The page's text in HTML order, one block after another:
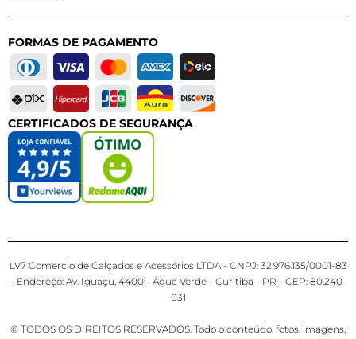
FORMAS DE PAGAMENTO
CERTIFICADOS DE SEGURANÇA
LV7 Comercio de Calçados e Acessórios LTDA - CNPJ: 32.976.135/0001-83
- Endereço: Av. Iguaçu, 4400 - Água Verde - Curitiba - PR - CEP: 80.240-
031
© TODOS OS DIREITOS RESERVADOS. Todo o conteúdo, fotos, imagens,